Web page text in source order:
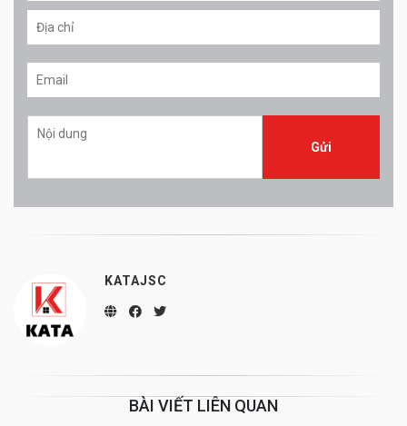
KATAJSC
BÀI VIẾT LIÊN QUAN